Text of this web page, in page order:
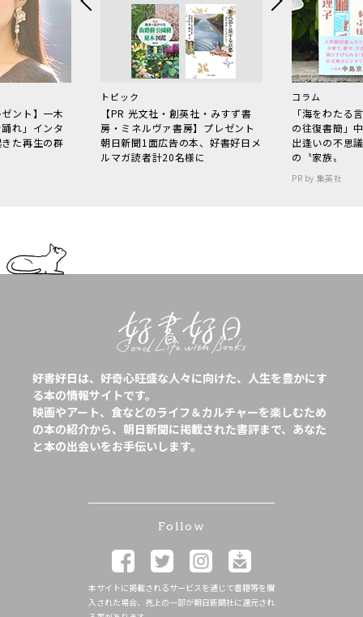
ント】一木
れ」インタ
た再生の群
トピック
【PR 光文社・創英社・みすず書
房・ミネルヴァ書房】プレゼント
朝日新聞1面広告の本、好書好日メ
ルマガ読者計20名様に
コラム
「海をわた
の往復書簡」
出逢いの不思
の〝家族〟
PR by 集英社
好書好日は、好奇心旺盛な人々に向けた、人生を豊かにす
る本の情報サイトです。
映画やアート、食などのライフ＆カルチャーを楽しむため
の本の紹介から、朝日新聞に掲載された書評まで、あなた
と本の出会いをお手伝いします。
Follow
本サイトに掲載されるサービスを通じて書籍等を購
入された場合、売上の一部が朝日新聞社に還元され